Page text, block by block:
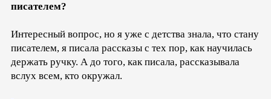
писателем?
Интересный вопрос, но я уже с детства знала, что стану
писателем, я писала рассказы с тех пор, как научилась
держать ручку. А до того, как писала, рассказывала
вслух всем, кто окружал.